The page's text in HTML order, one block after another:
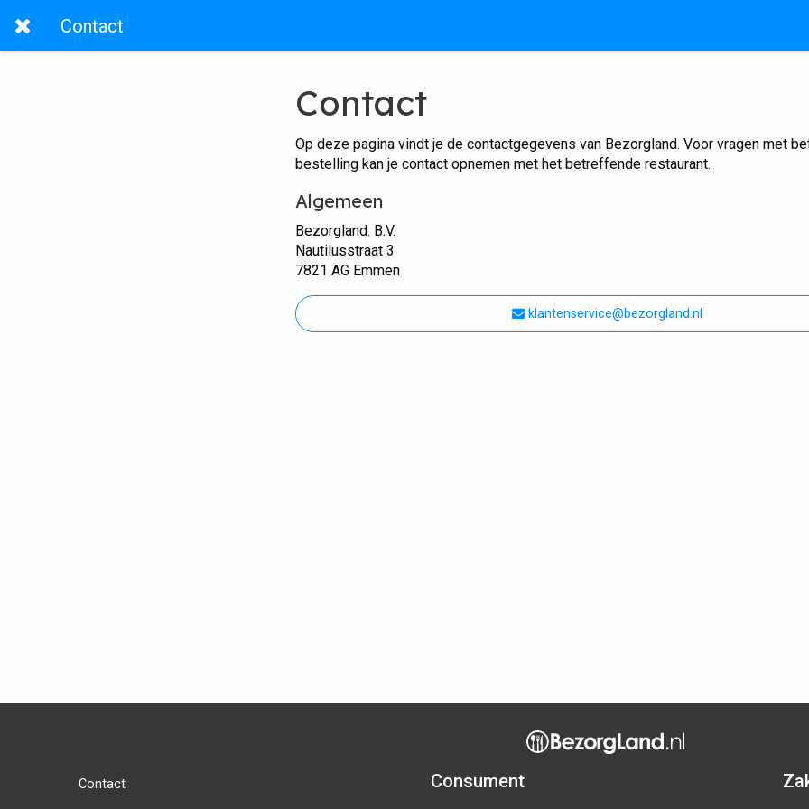
Contact
Contact
Op deze pagina vindt je de contactgegevens van Bezorgland. Voor vragen met
bestelling kan je contact opnemen met het betreffende restaurant.
Algemeen
Bezorgland. B.V.
Nautilusstraat 3
7821 AG Emmen
klantenservice@bezorgland.nl
Contact Consument